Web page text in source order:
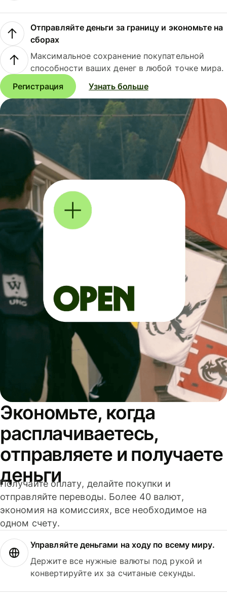
Отправляйте деньги за границу и экономьте на
сборах
Максимальное сохранение покупательной
способности ваших денег в любой точке мира.
Регистрация
Узнать больше
Экономьте, когда
расплачиваетесь,
отправляете и получаете
деньги
Получайте оплату, делайте покупки и
отправляйте переводы. Более 40 валют,
экономия на комиссиях, все необходимое на
одном счету.
Управляйте деньгами на ходу по всему миру.
Держите все нужные валюты под рукой и
конвертируйте их за считаные секунды.